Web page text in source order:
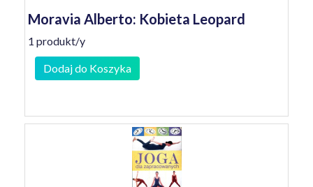
Moravia Alberto: Kobieta Leopard
1 produkt/y
Dodaj do Koszyka